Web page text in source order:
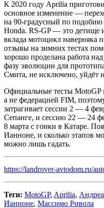
К 2020 году Aprilia
основное изменение —
на 90-градусный по
Honda. RS-GP — это детище
вклада мотоцикл наверняка
отзывы на зимних тестах
хорошо проделана работа
фазу эволюции для
Смита, не исключено, уйдёт
Официальные тесты MotoGP
а не федерацией FIM,
затрагивает сессии 2 — 4
Сепанге, и сессию 22 — 24
8 марта с гонки в Катаре.
Ианноне, и сколько этапов
можно лишь гадать.
https://landrover-avtodom.ru/
Теги: MotoGP, Aprilia,
Ианноне, Массимо Ривола